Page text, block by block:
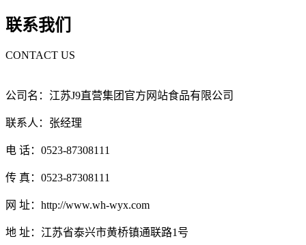
联系我们
CONTACT US
公司名：江苏J9直营集团官方网站食品有限公司
联系人：张经理
电 话：0523-87308111
传 真：0523-87308111
网 址：http://www.wh-wyx.com
地 址：江苏省泰兴市黄桥镇通联路1号